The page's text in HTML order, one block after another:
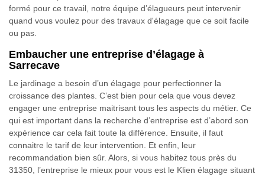
formé pour ce travail, notre équipe d’élagueurs peut intervenir
quand vous voulez pour des travaux d'élagage que ce soit facile
ou pas.
Embaucher une entreprise d’élagage à
Sarrecave
Le jardinage a besoin d’un élagage pour perfectionner la
croissance des plantes. C’est bien pour cela que vous devez
engager une entreprise maitrisant tous les aspects du métier. Ce
qui est important dans la recherche d’entreprise est d’abord son
expérience car cela fait toute la différence. Ensuite, il faut
connaitre le tarif de leur intervention. Et enfin, leur
recommandation bien sûr. Alors, si vous habitez tous près du
31350, l’entreprise le mieux pour vous est le Klien élagage situant